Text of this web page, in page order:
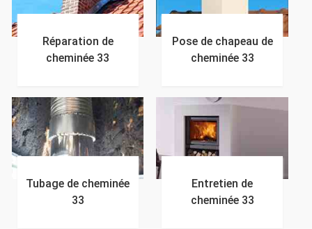
Réparation de
cheminée 33
Pose de chapeau de
cheminée 33
Tubage de cheminée
33
Entretien de
cheminée 33